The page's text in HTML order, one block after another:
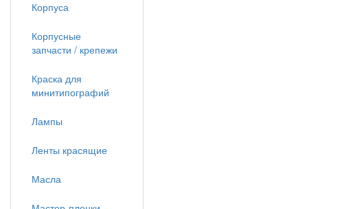
Корпуса
Корпусные
запчасти / крепежи
Краска для
минитипографий
Лампы
Ленты красящие
Масла